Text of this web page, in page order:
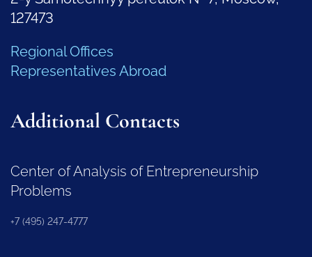
127473
Regional Offices
Representatives Abroad
Additional Contacts
Center of Analysis of Entrepreneurship
Problems
+7 (495) 247-4777